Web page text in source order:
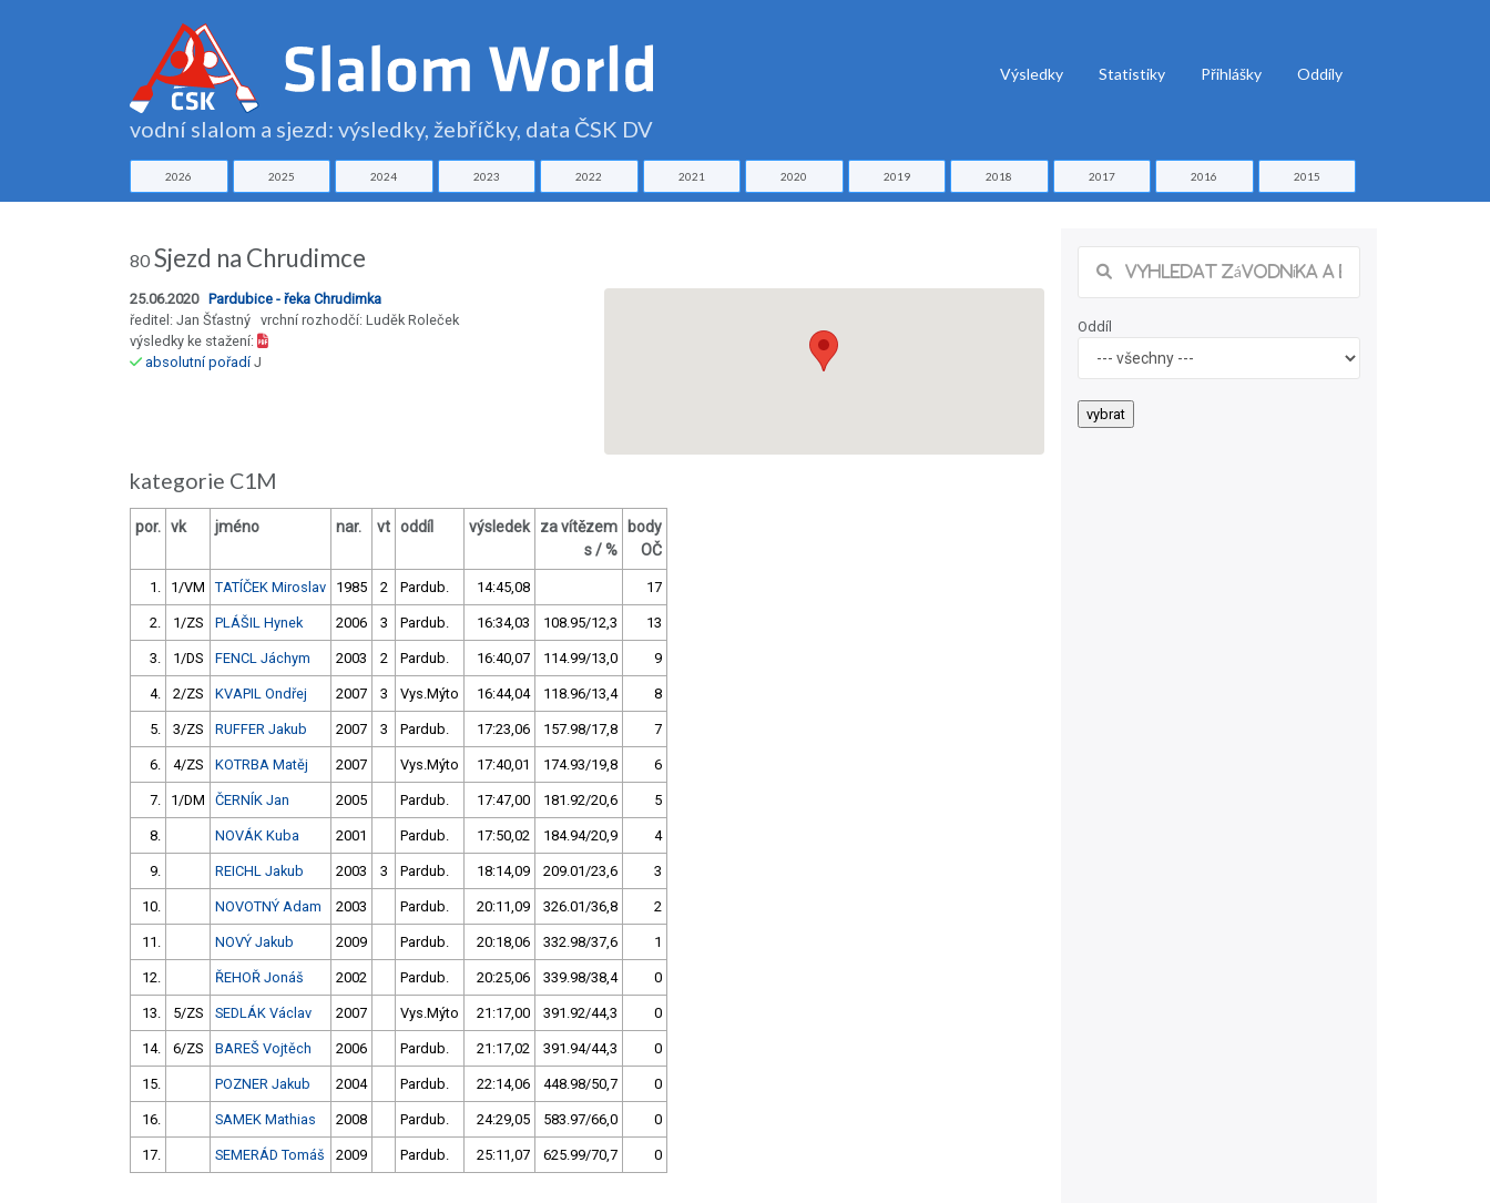
vodní slalom a sjezd: výsledky, žebříčky, data ČSK DV
Výsledky Statistiky Přihlášky Oddíly
2026 2025 2024 2023 2022 2021 2020 2019 2018 2017 2016 2015
80 Sjezd na Chrudimce
25.06.2020 Pardubice - řeka Chrudimka
ředitel: Jan Šťastný vrchní rozhodčí: Luděk Roleček
výsledky ke stažení:
absolutní pořadíJ
kategorie C1M
por. vk jméno nar. vt oddíl výsledek
za vítězem
s / %
body
OČ
1. 1/VM TATÍČEK Miroslav 1985 2 Pardub. 14:45,08 17
2. 1/ZS PLÁŠIL Hynek 2006 3 Pardub. 16:34,03 108.95/12,3 13
3. 1/DS FENCL Jáchym 2003 2 Pardub. 16:40,07 114.99/13,0 9
4. 2/ZS KVAPIL Ondřej 2007 3 Vys.Mýto 16:44,04 118.96/13,4 8
5. 3/ZS RUFFER Jakub 2007 3 Pardub. 17:23,06 157.98/17,8 7
6. 4/ZS KOTRBA Matěj 2007 Vys.Mýto 17:40,01 174.93/19,8 6
7. 1/DM ČERNÍK Jan 2005 Pardub. 17:47,00 181.92/20,6 5
8. NOVÁK Kuba 2001 Pardub. 17:50,02 184.94/20,9 4
9. REICHL Jakub 2003 3 Pardub. 18:14,09 209.01/23,6 3
10. NOVOTNÝ Adam 2003 Pardub. 20:11,09 326.01/36,8 2
11. NOVÝ Jakub 2009 Pardub. 20:18,06 332.98/37,6 1
12. ŘEHOŘ Jonáš 2002 Pardub. 20:25,06 339.98/38,4 0
13. 5/ZS SEDLÁK Václav 2007 Vys.Mýto 21:17,00 391.92/44,3 0
14. 6/ZS BAREŠ Vojtěch 2006 Pardub. 21:17,02 391.94/44,3 0
15. POZNER Jakub 2004 Pardub. 22:14,06 448.98/50,7 0
16. SAMEK Mathias 2008 Pardub. 24:29,05 583.97/66,0 0
17. SEMERÁD Tomáš 2009 Pardub. 25:11,07 625.99/70,7 0
Oddíl